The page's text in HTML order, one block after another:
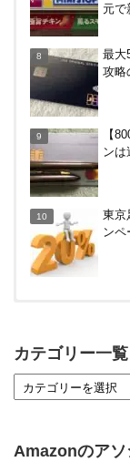
で20
円
介コ
バッ
～
元で
最大
攻略
【
ンは
東京
ンペ
【7/
カテゴリー一覧
Amazonのアソ